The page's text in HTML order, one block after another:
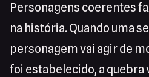
Personagens coerentes
na história. Quando uma
personagem vai agir de
foi estabelecido, a quebra